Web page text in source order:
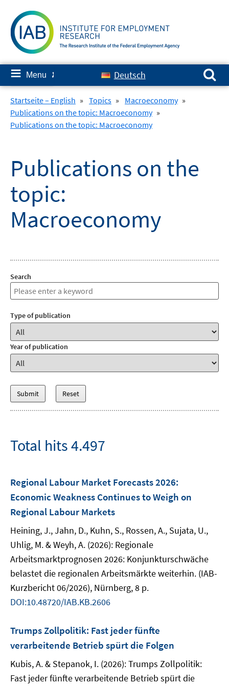
content
≡ Menu ✘ Deutsch
Search for:
Startseite – English » Topics » Macroeconomy »
Publications on the topic: Macroeconomy »
Publications on the topic: Macroeconomy
Publications on the
topic:
Macroeconomy
Search
Type of publication
Year of publication
Total hits 4.497
Regional Labour Market Forecasts 2026:
Economic Weakness Continues to Weigh on
Regional Labour Markets
Heining, J., Jahn, D., Kuhn, S., Rossen, A., Sujata, U.,
Uhlig, M. & Weyh, A. (2026): Regionale
Arbeitsmarktprognosen 2026: Konjunkturschwäche
belastet die regionalen Arbeitsmärkte weiterhin. (IAB-
Kurzbericht 06/2026), Nürnberg, 8 p.
DOI:10.48720/IAB.KB.2606
Trumps Zollpolitik: Fast jeder fünfte
verarbeitende Betrieb spürt die Folgen
Kubis, A. & Stepanok, I. (2026): Trumps Zollpolitik:
Fast jeder fünfte verarbeitende Betrieb spürt die